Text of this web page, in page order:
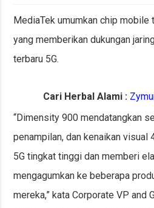
MediaTek umumkan chip
yang memberikan dukungan
terbaru 5G.
Cari Herbal Alami :
“Dimensity 900 mendatangkan
penampilan, dan kenaikan visual
5G tingkat tinggi dan memberi
mengagumkan ke beberapa
mereka,” kata Corporate VP and